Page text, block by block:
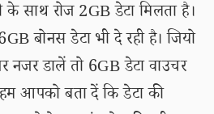
के साथ रोज 2GB डेटा मिलता है।
बोनस डेटा भी दे रही है। जियो
नजर डालें तो 6GB डेटा वाउचर
आपको बता दें कि डेटा की